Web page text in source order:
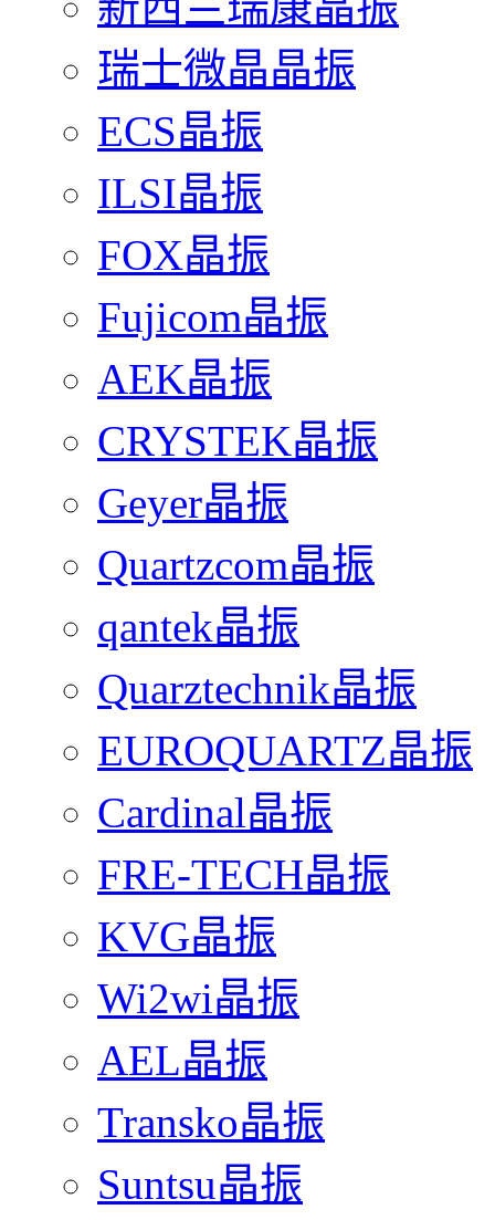
瑞士微晶晶振
ECS晶振
ILSI晶振
FOX晶振
Fujicom晶振
AEK晶振
CRYSTEK晶振
Geyer晶振
Quartzcom晶振
qantek晶振
Quarztechnik晶振
EUROQUARTZ晶振
Cardinal晶振
FRE-TECH晶振
KVG晶振
Wi2wi晶振
AEL晶振
Transko晶振
Suntsu晶振